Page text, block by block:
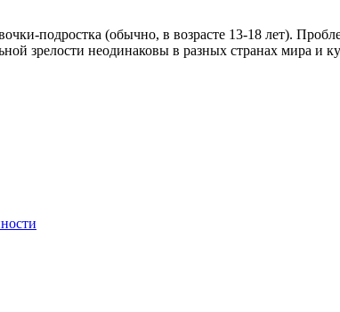
подростка (обычно, в возрасте 13-18 лет).
зрелости неодинаковы в разных странах мира и